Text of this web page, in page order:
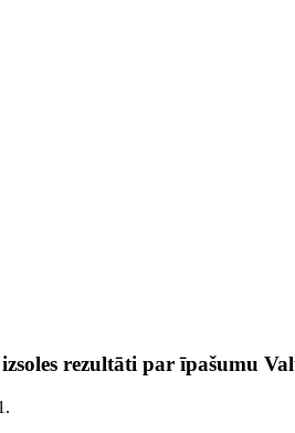
rezultāti par īpašumu
.